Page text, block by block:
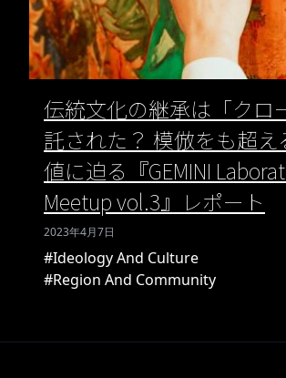
伝統文化の継承は「クロ
託された？ 模倣をも超え
値に迫る『GEMINI
Meetup vol.3』レポート
2023年4月7日
#Ideology And Culture
#Region And Community